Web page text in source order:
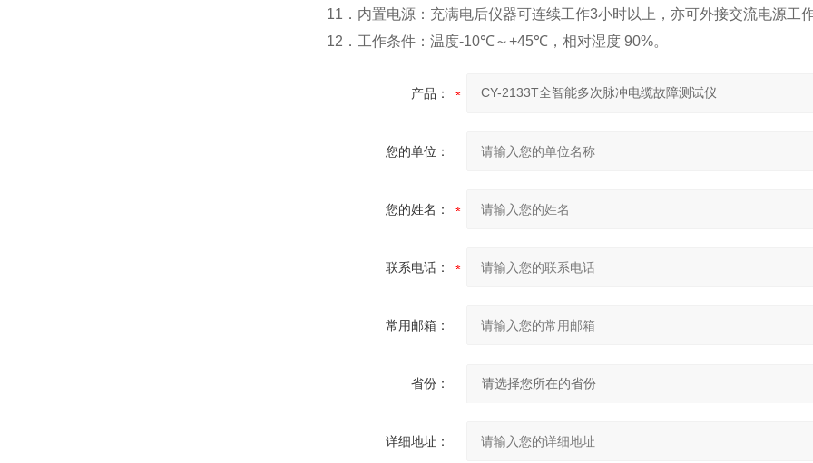
11 ．内置电源：充满电后仪器可连续工作3小时以上，亦可外接交流电源工作
12 ． 工作条件：温度-10℃～+45℃ ，相对湿度 90%。
产品：
您的单位：
您的姓名：
联系电话：
常用邮箱：
省份：
详细地址：